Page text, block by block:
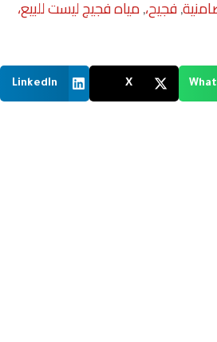
,فجيح،,مياه فجيج ليست للبيع،
X
LinkedIn